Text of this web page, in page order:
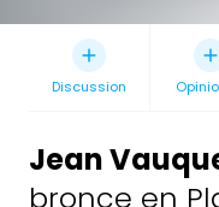
Discussion
Jean
bronce en